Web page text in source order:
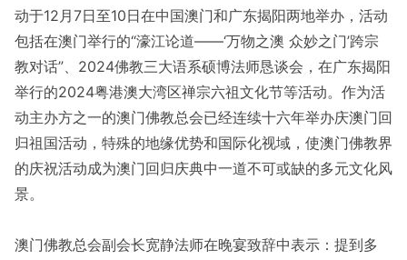
动于12月7日至10日在中国澳门和广东揭阳两地举办，活动
包括在澳门举行的“濠江论道——‘万物之澳 众妙之门’跨宗
教对话”、2024佛教三大语系硕博法师恳谈会，在广东揭阳
举行的2024粤港澳大湾区禅宗六祖文化节等活动。作为活
动主办方之一的澳门佛教总会已经连续十六年举办庆澳门回
归祖国活动，特殊的地缘优势和国际化视域，使澳门佛教界
的庆祝活动成为澳门回归庆典中一道不可或缺的多元文化风
景。
澳门佛教总会副会长宽静法师在晚宴致辞中表示：提到多